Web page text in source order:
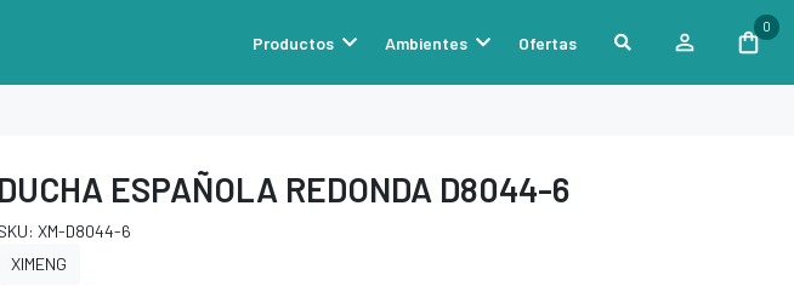
Productos Ambientes Ofertas
0
DUCHA ESPAÑOLA REDONDA D8044-6
XM-D8044-6
XIMENG